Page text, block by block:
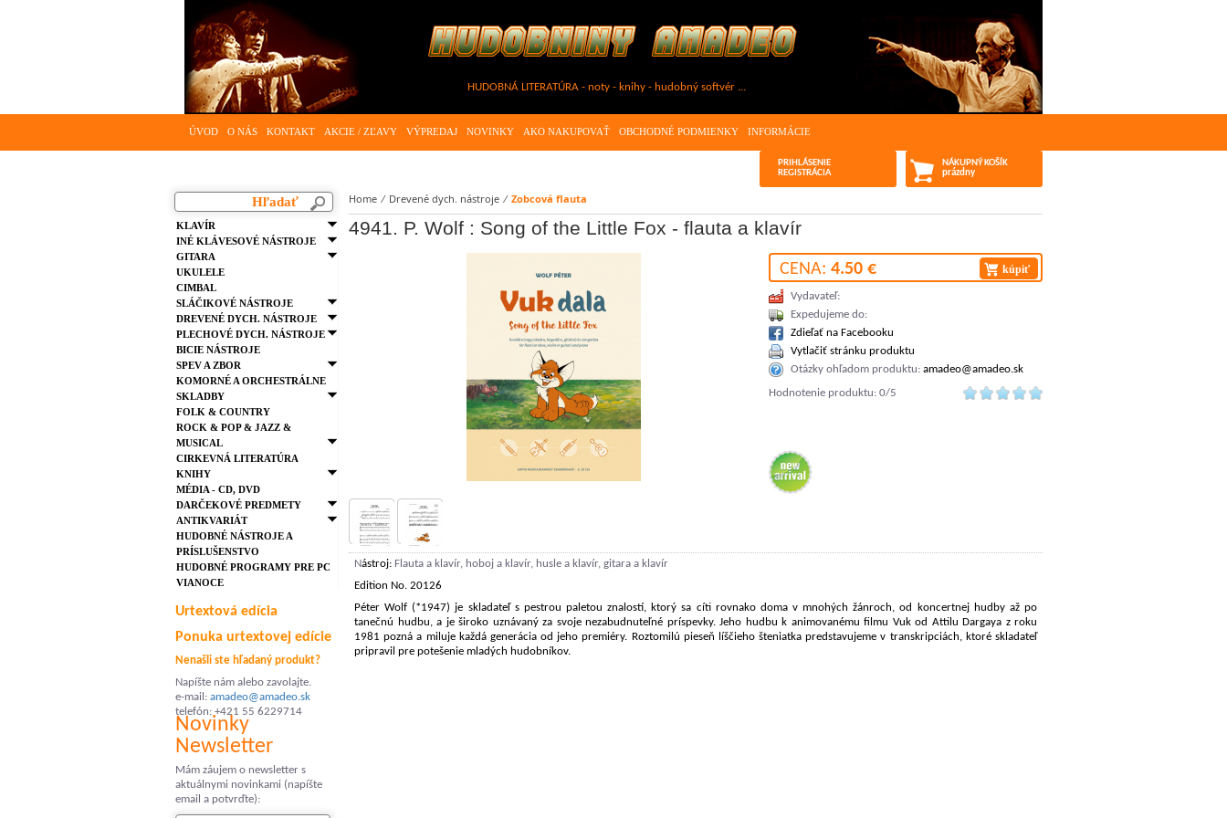
HUDOBNÁ LITERATÚRA - noty - knihy - hudobný softvér ...
ÚVOD O NÁS KONTAKT AKCIE / ZĽAVY VÝPREDAJ NOVINKY AKO NAKUPOVAŤ OBCHODNÉ PODMIENKY INFORMÁCIE
NÁKUPNÝ KOŠÍK
prázdny
PRIHLÁSENIE
REGISTRÁCIA
KLAVÍR
INÉ KLÁVESOVÉ NÁSTROJE
GITARA
UKULELE
CIMBAL
SLÁČIKOVÉ NÁSTROJE
DREVENÉ DYCH. NÁSTROJE
PLECHOVÉ DYCH. NÁSTROJE
BICIE NÁSTROJE
SPEV A ZBOR
KOMORNÉ A ORCHESTRÁLNE
SKLADBY
FOLK & COUNTRY
ROCK & POP & JAZZ &
MUSICAL
CIRKEVNÁ LITERATÚRA
KNIHY
MÉDIA - CD, DVD
DARČEKOVÉ PREDMETY
ANTIKVARIÁT
HUDOBNÉ NÁSTROJE A
PRÍSLUŠENSTVO
HUDOBNÉ PROGRAMY PRE PC
VIANOCE
Urtextová edícia
Ponuka urtextovej edície
Nenašli ste hľadaný produkt?
Napíšte nám alebo zavolajte.
e-mail: amadeo@amadeo.sk
telefón: +421 55 6229714
Novinky
Newsletter
Mám záujem o newsletter s
aktuálnymi novinkami (napíšte
email a potvrďte):
Home ⁄ Drevené dych. nástroje ⁄ Zobcová flauta
4941. P. Wolf : Song of the Little Fox - flauta a klavír
CENA: 4.50 € kúpiť
Vydavateľ:
Expedujeme do:
Zdieľať na Facebooku
Vytlačiť stránku produktu
Otázky ohľadom produktu: amadeo@amadeo.sk
Hodnotenie produktu: 0/5
Nástroj: Flauta a klavír, hoboj a klavír, husle a klavír, gitara a klavír
Edition No. 20126
Péter Wolf (*1947) je skladateľ s pestrou paletou znalostí, ktorý sa cíti rovnako doma v mnohých žánroch, od koncertnej hudby až po
tanečnú hudbu, a je široko uznávaný za svoje nezabudnuteľné príspevky. Jeho hudbu k animovanému filmu Vuk od Attilu Dargaya z roku
1981 pozná a miluje každá generácia od jeho premiéry. Roztomilú pieseň líščieho šteniatka predstavujeme v transkripciách, ktoré skladateľ
pripravil pre potešenie mladých hudobníkov.